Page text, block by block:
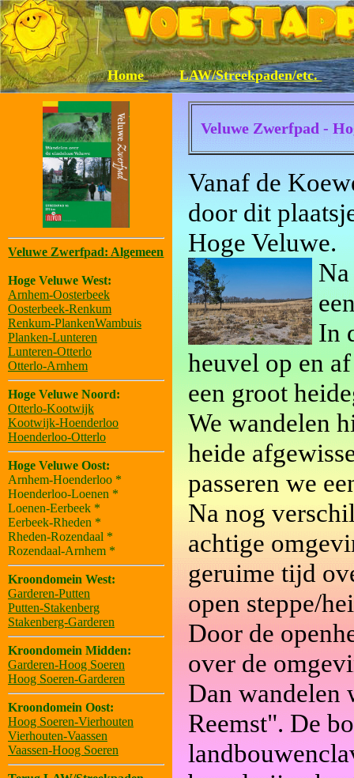
Home LAW/Streekpaden/etc.
Veluwe Zwerfpad: Algemeen
Hoge Veluwe West:
Arnhem-Oosterbeek
Oosterbeek-Renkum
Renkum-PlankenWambuis
Planken-Lunteren
Lunteren-Otterlo
Otterlo-Arnhem
Hoge Veluwe Noord:
Otterlo-Kootwijk
Kootwijk-Hoenderloo
Hoenderloo-Otterlo
Hoge Veluwe Oost:
Arnhem-Hoenderloo *
Hoenderloo-Loenen *
Loenen-Eerbeek *
Eerbeek-Rheden *
Rheden-Rozendaal *
Rozendaal-Arnhem *
Kroondomein West:
Garderen-Putten
Putten-Stakenberg
Stakenberg-Garderen
Kroondomein Midden:
Garderen-Hoog Soeren
Hoog Soeren-Garderen
Kroondomein Oost:
Hoog Soeren-Vierhouten
Vierhouten-Vaassen
Vaassen-Hoog Soeren
Veluwe Zwerfpad -
Vanaf de
door dit
Hoge Veluwe.
In
heuvel op en
een groot
We wandelen
heide
passeren we
Na nog
achtige
geruime tijd
open steppe/
Door de
over de
Dan wandelen
Reemst". De